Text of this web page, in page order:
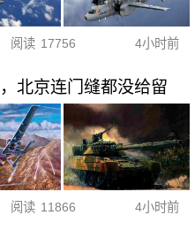
阅读 17756 4小时前
北京连门缝都没给留
阅读 11866 4小时前